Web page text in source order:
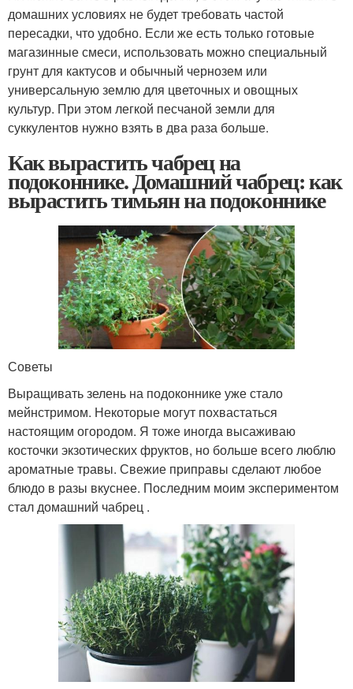
домашних условиях не будет требовать частой
пересадки, что удобно. Если же есть только готовые
магазинные смеси, использовать можно специальный
грунт для кактусов и обычный чернозем или
универсальную землю для цветочных и овощных
культур. При этом легкой песчаной земли для
суккулентов нужно взять в два раза больше.
Как вырастить чабрец на
подоконнике. Домашний чабрец: как
вырастить тимьян на подоконнике
Советы
Выращивать зелень на подоконнике уже стало
мейнстримом. Некоторые могут похвастаться
настоящим огородом. Я тоже иногда высаживаю
косточки экзотических фруктов, но больше всего люблю
ароматные травы. Свежие приправы сделают любое
блюдо в разы вкуснее. Последним моим экспериментом
стал домашний чабрец .